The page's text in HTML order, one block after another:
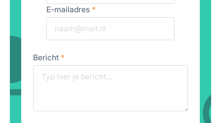
E-mailadres *
Bericht *